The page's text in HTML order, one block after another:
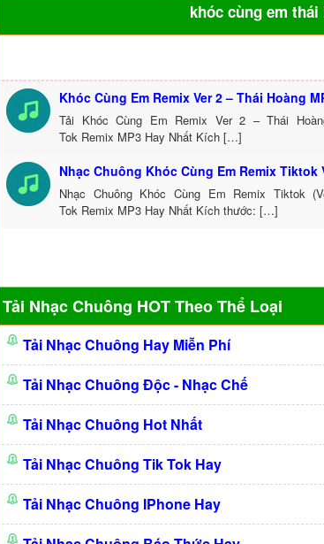
khóc cùng em
Khóc Cùng Em Remix Ver 2 – Thái Hoàng
Tải Khóc Cùng Em Remix Ver 2 – Thái
Tok Remix MP3 Hay Nhất Kích […]
Nhạc Chuông Khóc Cùng Em Remix Tiktok
Nhạc Chuông Khóc Cùng Em Remix Tiktok
Tok Remix MP3 Hay Nhất Kích thước: […]
Tải Nhạc Chuông HOT Theo Thể Loại
Tải Nhạc Chuông Hay Miễn Phí
Tải Nhạc Chuông Độc - Nhạc Chế
Tải Nhạc Chuông Hot Nhất
Tải Nhạc Chuông Tik Tok Hay
Tải Nhạc Chuông IPhone Hay